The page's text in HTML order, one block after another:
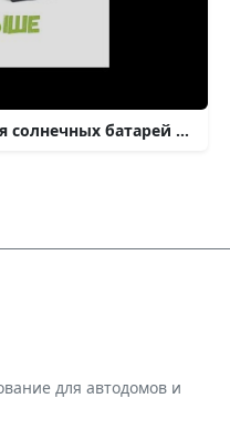
Обжим коннекторов МС4 для солнечных батарей монтажниками на крыше
для автодомов и